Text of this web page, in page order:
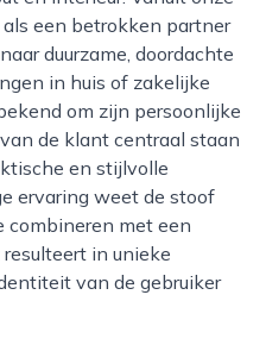
een betrokken partner
duurzame, doordachte
in huis of zakelijke
om zijn persoonlijke
de klant centraal staan
en stijlvolle
ervaring weet de stoof
met een
in unieke
van de gebruiker